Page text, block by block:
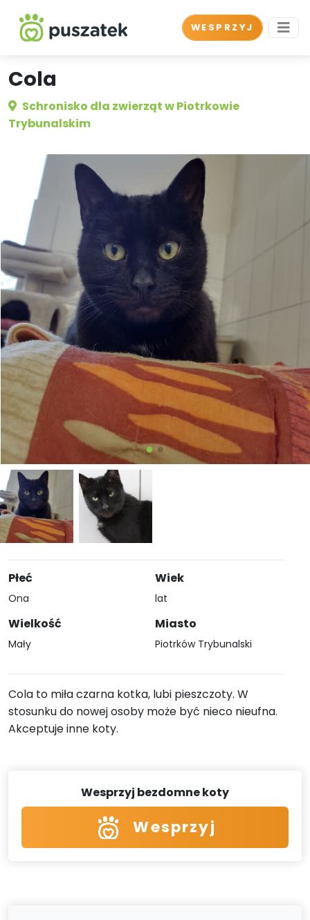
WESPRZYJ
Cola
Schronisko dla zwierząt w Piotrkowie
Trybunalskim
Płeć
Ona
Wielkość
Mały
Wiek
lat
Miasto
Piotrków Trybunalski
Cola to miła czarna kotka, lubi pieszczoty. W
stosunku do nowej osoby może być nieco nieufna.
Akceptuje inne koty.
Wesprzyj bezdomne koty
Wesprzyj